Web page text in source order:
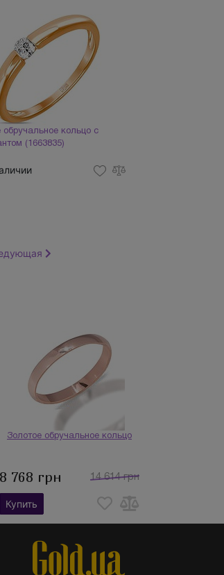
обручальное кольцо с
(1663835)
Золотое обручальное кольцо
8 768 грн 14 614 грн
Купить